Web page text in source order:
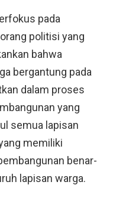
pada
politisi yang
bahwa
bergantung pada
dalam proses
yang
semua lapisan
memiliki
benar-
lapisan warga.